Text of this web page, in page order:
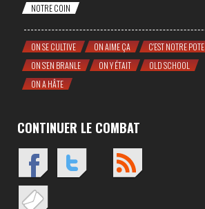
NOTRE COIN
ON SE CULTIVE ON AIME ÇA
C'EST NOTRE POTE
ON S'EN BRANLE
ON Y ÉTAIT
OLD SCHOOL
ON A HÂTE
CONTINUER LE COMBAT